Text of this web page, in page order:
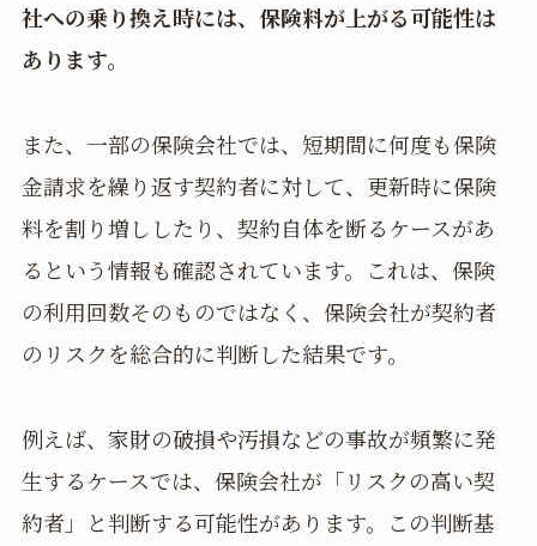
社への乗り換え時には、保険料が上がる可能性は
あります。
また、一部の保険会社では、短期間に何度も保険
金請求を繰り返す契約者に対して、更新時に保険
料を割り増ししたり、契約自体を断るケースがあ
るという情報も確認されています。これは、保険
の利用回数そのものではなく、保険会社が契約者
のリスクを総合的に判断した結果です。
例えば、家財の破損や汚損などの事故が頻繁に発
生するケースでは、保険会社が「リスクの高い契
約者」と判断する可能性があります。この判断基